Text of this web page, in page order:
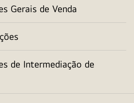
Gerais de Venda
de Intermediação de